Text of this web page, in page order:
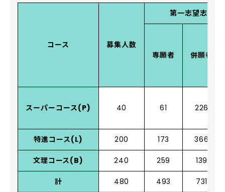
コース 募集人数
第一志望志願者
専願者 併願者
スーパーコース(P) 40 61 226
特進コース(L) 200 173 366
文理コース(B) 240 259 139
計 480 493 731